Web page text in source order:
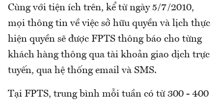
Cùng với tiện ích trên, kể từ ngày 5/7/2010,
mọi thông tin về việc sở hữu quyền và lịch thực
hiện quyền sẽ được FPTS thông báo cho từng
khách hàng thông qua tài khoản giao dịch trực
tuyến, qua hệ thống email và SMS.
Tại FPTS, trung bình mỗi tuần có từ 300 - 400